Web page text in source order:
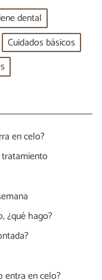
dental
Cuidados básicos
en celo?
¿qué hago?
entra en celo?